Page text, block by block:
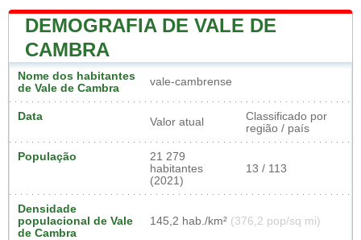
DEMOGRAFIA DE VALE DE
CAMBRA
Nome dos habitantes
de Vale de Cambra
vale-cambrense
Data Valor atual
Classificado por
região / país
População
21 279
habitantes
(2021)
13 / 113
Densidade
populacional de Vale
de Cambra
145,2 hab./km² (376,2 pop/sq mi)